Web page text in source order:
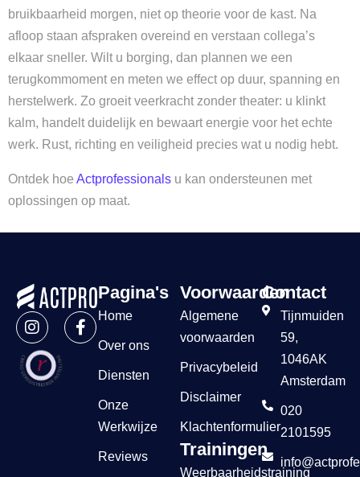
bruikbaarheid morgen, niet op theorie voor de kast. Na
afloop staan afspraken overeind en verstaan collega’s
elkaar sneller. Wilt u borging, dan plannen we een
terugkommoment en meten we effect op duur, spanning en
herstelwerk. Zo groeit veerkracht zonder theater: u klinkt
kalm, handelt duidelijk en bewaart energie voor het echte
werk. Rust, richting en veiligheid precies wat u nodig hebt.
Ontdek hoe Actprofessionals u kan ondersteunen met
oplossingen op maat.
Pagina's
Home
Over ons
Diensten
Onze
Werkwijze
Reviews
Voorwaarden
Algemene
voorwaarden
Privacybeleid
Disclaimer
Klachtenformulier
Trainingen
Weerbaarheidstraining
Contact
Tijnmuiden
59,
1046AK
Amsterdam
020
2101595